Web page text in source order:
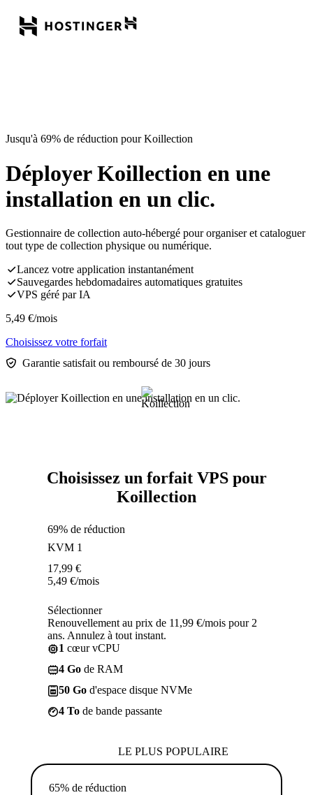
Jusqu'à 69% de réduction pour Koillection
Déployer Koillection en une
installation en un clic.
Gestionnaire de collection auto-hébergé pour organiser et cataloguer
tout type de collection physique ou numérique.
Lancez votre application instantanément
Sauvegardes hebdomadaires automatiques gratuites
VPS géré par IA
5,49 €/mois
Choisissez votre forfait
Garantie satisfait ou remboursé de 30 jours
Choisissez un forfait VPS pour
Koillection
69% de réduction
KVM 1
17,99 €
5,49 €/mois
Sélectionner
Renouvellement au prix de 11,99 €/mois pour 2
ans. Annulez à tout instant.
1 cœur vCPU
4 Go de RAM
50 Go d'espace disque NVMe
4 To de bande passante
LE PLUS POPULAIRE
65% de réduction